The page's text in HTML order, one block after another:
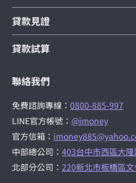
貸款見證
貸款試算
聯絡我們
免費諮詢專線： 0800-885-997
LINE官方帳號： @imoney
官方信箱：
中部總公司： 403台中市西區大
北部分公司： 220新北市板橋區